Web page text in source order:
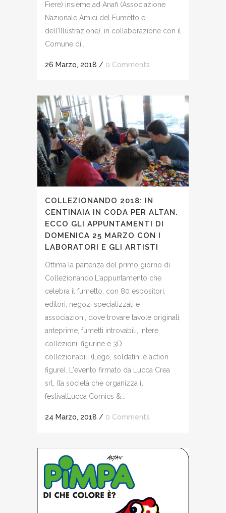
Fiere) insieme ad Anafi (Associazione
Nazionale Amici del Fumetto e
dell'Illustrazione), in collaborazione con il
Comune di...
26 Marzo, 2018 / 0 Comments
COLLEZIONANDO 2018: IN
CENTINAIA IN CODA PER ALTAN.
ECCO GLI APPUNTAMENTI DI
DOMENICA 25 MARZO CON I
LABORATORI E GLI ARTISTI
Ottima la partenza del primo giorno di
Collezionando.L'appuntamento che
celebra il fumetto, con 80 espositori,
editori, negozi specializzati e
associazioni, dove trovare tavole originali,
anteprime, fumetti introvabili, intere
collezioni, figurine e 3D
collezionabili (Lego, soldatini e action
figure). L'evento firmato da Lucca Crea
srl, (la società che organizza il
festivalLucca Comics &...
24 Marzo, 2018 / 0 Comments